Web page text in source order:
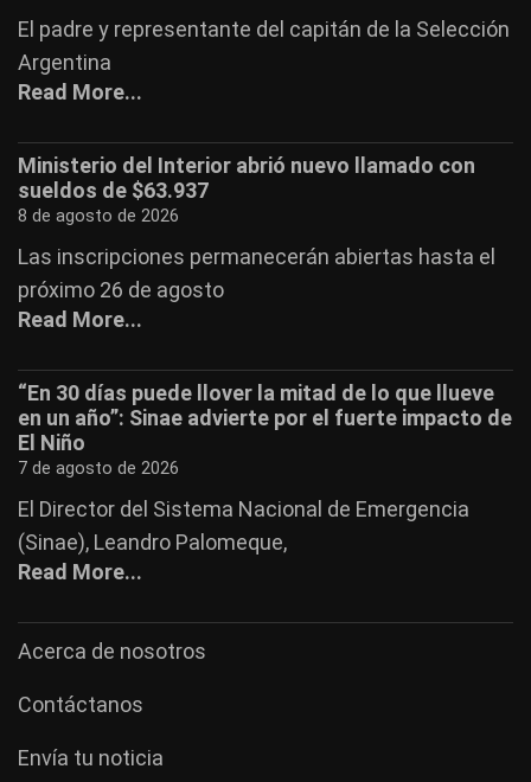
El padre y representante del capitán de la Selección
Argentina
Read More...
Ministerio del Interior abrió nuevo llamado con
sueldos de $63.937
8 de agosto de 2026
Las inscripciones permanecerán abiertas hasta el
próximo 26 de agosto
Read More...
“En 30 días puede llover la mitad de lo que llueve
en un año”: Sinae advierte por el fuerte impacto de
El Niño
7 de agosto de 2026
El Director del Sistema Nacional de Emergencia
(Sinae), Leandro Palomeque,
Read More...
Acerca de nosotros
Contáctanos
Envía tu noticia